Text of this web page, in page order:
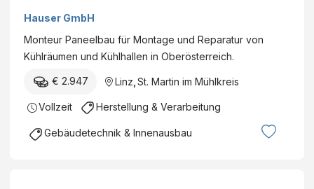
Hauser GmbH
Monteur Paneelbau für Montage und Reparatur von
Kühlräumen und Kühlhallen in Oberösterreich.
€ 2.947 Linz St. Martin im Mühlkreis
Vollzeit Herstellung & Verarbeitung
Gebäudetechnik & Innenausbau